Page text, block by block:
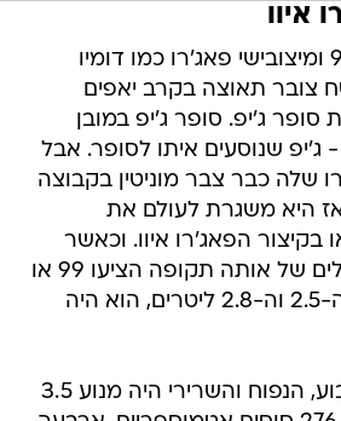
איוו
אלו סוף שנות ה-90 ומיצובישי פאג'רו כמו דומיו
צובר תאוצה בקרב יאפים
סופר ג'יפ. סופר ג'יפ במובן
ג'יפ שנוסעים איתו לסופר. אבל
שלה כבר צבר מוניטין בקבוצה
היא משגרת לעולם את
בקיצור הפאג'רו איוו. וכאשר
דגמי הפאג'רו הרגילים של אותה תקופה הציעו 99 או
125 כ"ס עם מנועי ה-2.5 וה-2.8 ליטרים, הוא היה
מתחת למרכב הרבוע, הנפוח והשרירי היה מנוע 3.5